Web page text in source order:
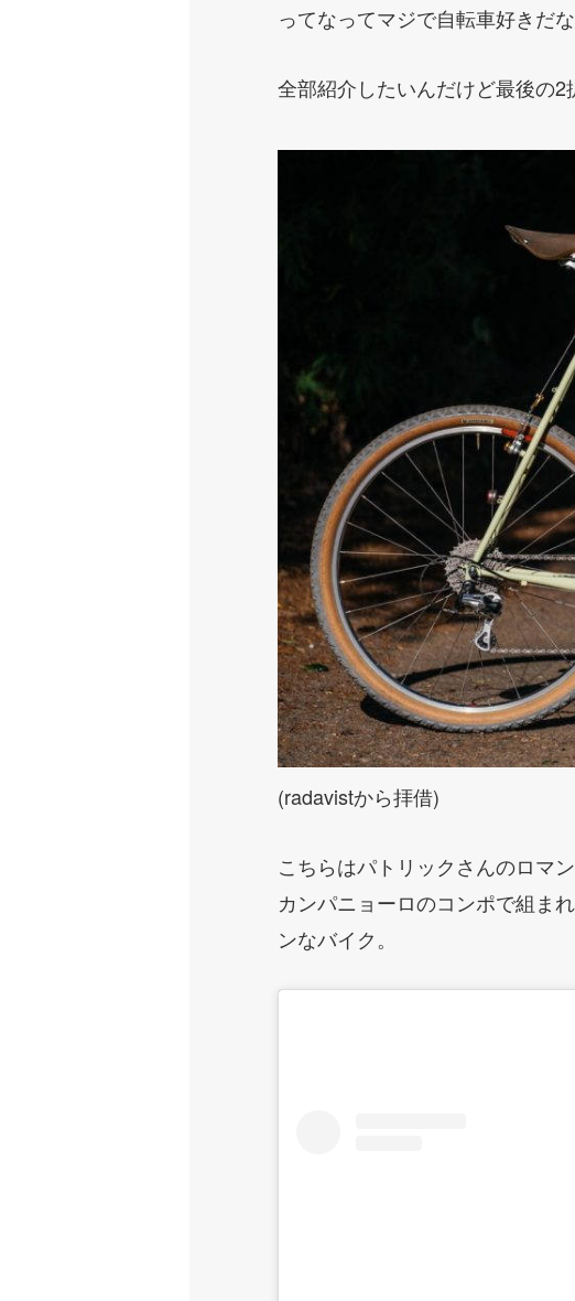
ってなってマジで自転車好きだ
全部紹介したいんだけど最後の2
(radavistから拝借)
こちらはパトリックさんのロマン
カンパニョーロのコンポで組ま
ンなバイク。